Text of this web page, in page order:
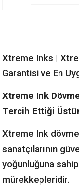
Xtreme Inks |
Garantisi ve En
Xtreme Ink
Tercih Ettiği
Xtreme Ink
sanatçılarının
yoğunluğuna
mürekkepleridir.